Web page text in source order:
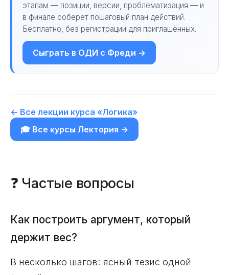
этапам — позиции, версии, проблематизация — и
в финале соберёт пошаговый план действий.
Бесплатно, без регистрации для приглашённых.
Сыграть в ОДИ с Фреди →
← Все лекции курса «Логика»
🎓 Все курсы Лектория →
❓ Частые вопросы
Как построить аргумент, который
держит вес?
В несколько шагов: ясный тезис одной